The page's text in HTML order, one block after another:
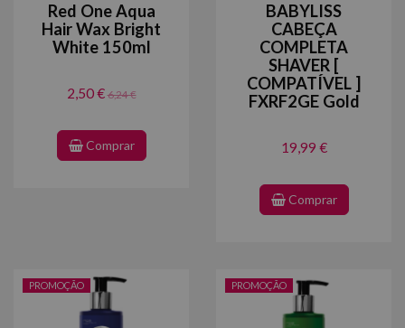
Red One Aqua
Hair Wax Bright
White 150ml
2,50 €6,24 €
Comprar
BABYLISS
CABEÇA
COMPLETA
SHAVER [
COMPATÍVEL ]
FXRF2GE Gold
19,99 €
Comprar
PROMOÇÃO PROMOÇÃO